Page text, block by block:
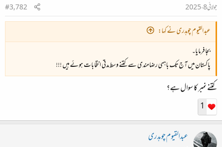
جولائی 8، 2025
#3,782
عبدالقیوم چوہدری نے کہا:
بجا فرمایا۔
پاکستان میں آج تک باہمی رضامندی سے کتنے وسط مدتی انتخابات ہوئے ہیں !!!
کتنے نمبر کا سوال ہے؟
1
عبدالقیوم چوہدری